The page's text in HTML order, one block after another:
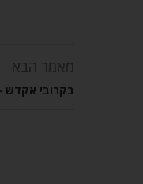
מאמר הבא
בקרובי אקדש